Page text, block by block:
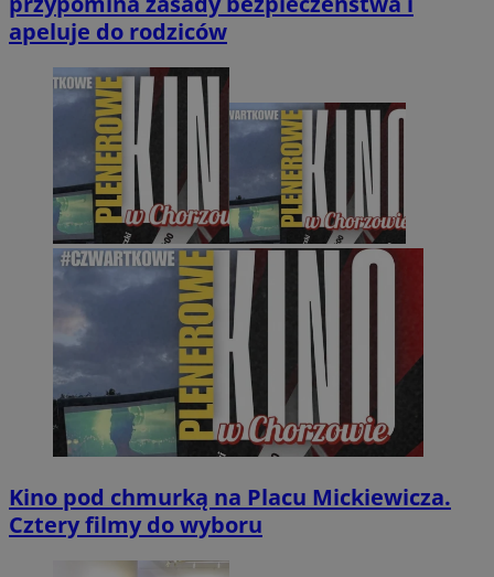
apeluje do rodziców
Kino pod chmurką na Placu Mickiewicza.
Cztery filmy do wyboru